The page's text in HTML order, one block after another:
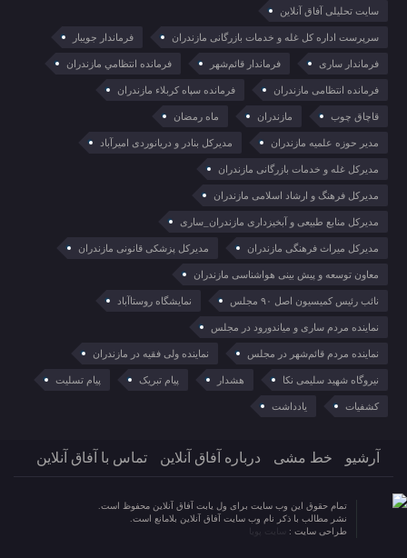
سایت تحلیلی آفاق آنلاین
سرپرست اداره کل غله و خدمات بازرگانی مازندران فرماندار جویبار
فرماندار ساری فرماندار قائم‌شهر فرمانده انتظامي مازندران
فرمانده انتظامی مازندران فرمانده سپاه کربلاء مازندران
قاچاق چوب مازندران ماه رمضان
مدیر حوزه علمیه مازندران مدیرکل بنادر و دریانوردی امیرآباد
مدیرکل غله و خدمات بازرگانی مازندران
مدیرکل فرهنگ و ارشاد اسلامی مازندران
مدیرکل منابع طبیعی و آبخیزداری مازندران_ساری
مدیرکل میراث فرهنگی مازندران مدیرکل پزشکی قانونی مازندران
معاون توسعه و پیش بینی هواشناسی مازندران
نائب رئیس کمیسیون اصل ۹۰ مجلس نمایشگاه روستا‌آباد
نماینده مردم ساری و میاندورود در مجلس
نماینده مردم قائم‌شهر در مجلس نماینده ولی فقیه در مازندران
نیروگاه شهید سلیمی نکا هشدار پیام تبریک پیام تسلیت
کشفیات یادداشت
آرشیو خط مشی درباره آفاق آنلاین تماس با آفاق آنلاین
تمام حقوق این وب سایت برای ول یابت آفاق آنلاین محفوظ است.
نشر مطالب با ذکر نام وب سایت آفاق آنلاین بلامانع است.
طراحی سایت :